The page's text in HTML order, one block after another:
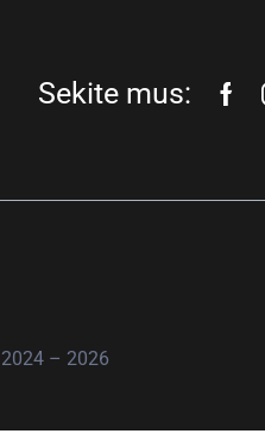
Sekite mus:
– 2026